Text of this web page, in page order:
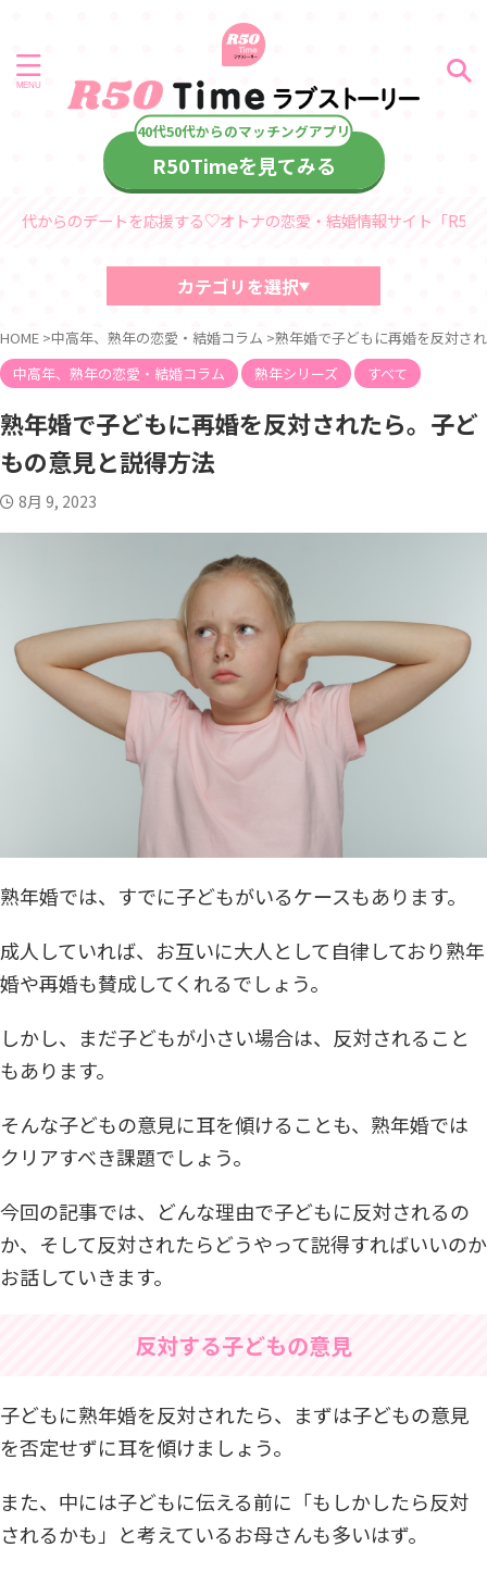
R50Timeを見てみる
ートを応援する♡オトナの恋愛・結婚情報サイト「R50Timeラブス
カテゴリを選択
中高年、熟年の恋愛・結婚コラム
デート情報
診断コンテンツ
中高年
熟年シリーズ
60代からのラブストーリー
40代・50代からのラブストーリー
恋愛HOW TO
アラフィフシリーズ
シングルマザー
R50恋愛小説
YouTubeコンテンツ
HOME >中高年、熟年の恋愛・結婚コラム >熟年婚で子どもに再婚を反対さ
中高年、熟年の恋愛・結婚コラム
熟年シリーズ すべて
熟年婚で子どもに再婚を反対されたら。子ど
もの意見と説得方法
8月 9, 2023
熟年婚では、すでに子どもがいるケースもあります。
成人していれば、お互いに大人として自律しており熟年
婚や再婚も賛成してくれるでしょう。
しかし、まだ子どもが小さい場合は、反対されること
もあります。
そんな子どもの意見に耳を傾けることも、熟年婚では
クリアすべき課題でしょう。
今回の記事では、どんな理由で子どもに反対されるの
か、そして反対されたらどうやって説得すればいいのか
お話していきます。
反対する子どもの意見
子どもに熟年婚を反対されたら、まずは子どもの意見
を否定せずに耳を傾けましょう。
また、中には子どもに伝える前に「もしかしたら反対
されるかも」と考えているお母さんも多いはず。